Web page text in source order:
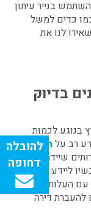
בנייר עיתון
כדים למשל
לנו את
בדיוק
בנוגע לכמות
רב על הובלות
שיידרשו להם,
ליידע אתכם
עם העלות שלהם
להעברת דירה